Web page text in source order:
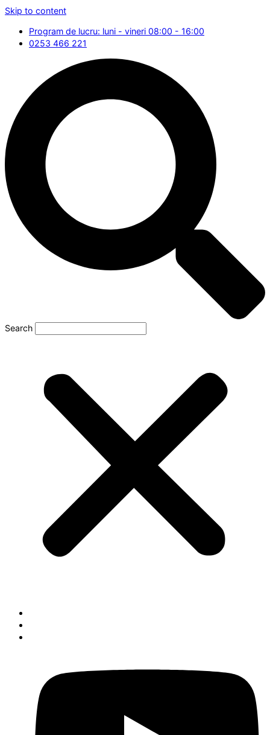
Skip to content
Program de lucru: luni - vineri 08:00 - 16:00
0253 466 221
Search